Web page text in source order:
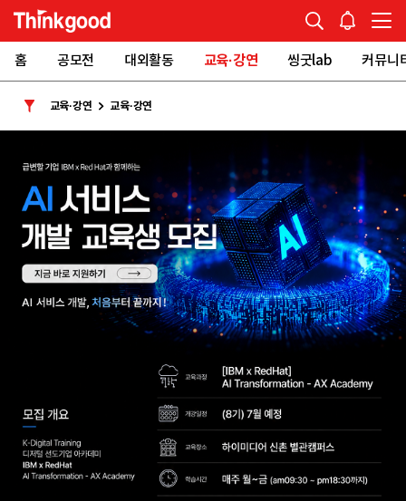
홈 공모전 대외활동 교육·강연 씽굿lab 커뮤니
교육·강연 교육·강연